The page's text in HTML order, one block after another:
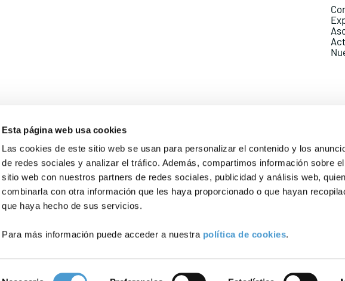
Esta página web usa cookies
Las cookies de este sitio web se usan para personalizar el contenido y los
de redes sociales y analizar el tráfico. Además, compartimos información sobre
sitio web con nuestros partners de redes sociales, publicidad y análisis web,
combinarla con otra información que les haya proporcionado o que hayan
que haya hecho de sus servicios.
Para más información puede acceder a nuestra política de cookies.
Política de Privacidad Política de Cookies